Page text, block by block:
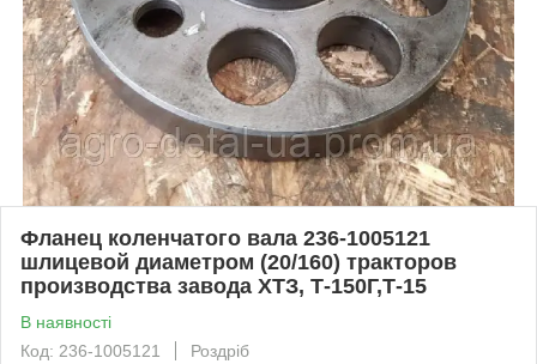
Фланец коленчатого вала 236-1005121
шлицевой диаметром (20/160) тракторов
производства завода ХТЗ, Т-150Г,Т-15
В наявності
Код: 236-1005121
Роздріб